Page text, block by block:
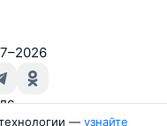
— узнайте